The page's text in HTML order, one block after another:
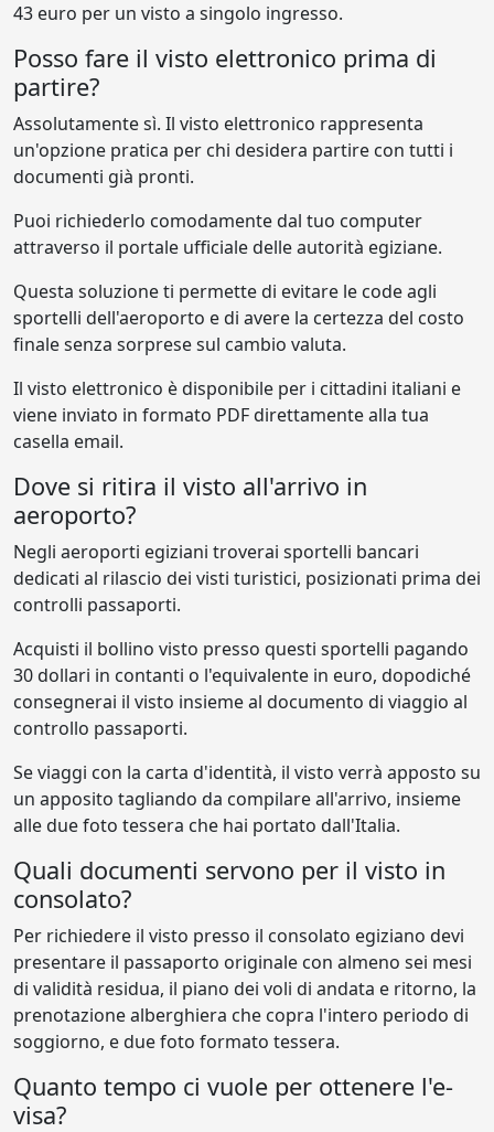
43 euro per un visto a singolo ingresso.
Posso fare il visto elettronico prima di
partire?
Assolutamente sì. Il visto elettronico rappresenta
un'opzione pratica per chi desidera partire con tutti i
documenti già pronti.
Puoi richiederlo comodamente dal tuo computer
attraverso il portale ufficiale delle autorità egiziane.
Questa soluzione ti permette di evitare le code agli
sportelli dell'aeroporto e di avere la certezza del costo
finale senza sorprese sul cambio valuta.
Il visto elettronico è disponibile per i cittadini italiani e
viene inviato in formato PDF direttamente alla tua
casella email.
Dove si ritira il visto all'arrivo in
aeroporto?
Negli aeroporti egiziani troverai sportelli bancari
dedicati al rilascio dei visti turistici, posizionati prima dei
controlli passaporti.
Acquisti il bollino visto presso questi sportelli pagando
30 dollari in contanti o l'equivalente in euro, dopodiché
consegnerai il visto insieme al documento di viaggio al
controllo passaporti.
Se viaggi con la carta d'identità, il visto verrà apposto su
un apposito tagliando da compilare all'arrivo, insieme
alle due foto tessera che hai portato dall'Italia.
Quali documenti servono per il visto in
consolato?
Per richiedere il visto presso il consolato egiziano devi
presentare il passaporto originale con almeno sei mesi
di validità residua, il piano dei voli di andata e ritorno, la
prenotazione alberghiera che copra l'intero periodo di
soggiorno, e due foto formato tessera.
Quanto tempo ci vuole per ottenere l'e-
visa?